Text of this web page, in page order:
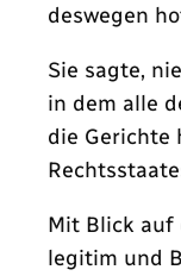
deswegen
Sie sagte,
in dem alle
die Gerichte
Mit Blick auf
legitim und